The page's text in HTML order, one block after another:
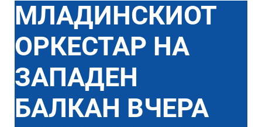
МЛАДИНСКИОТ
ОРКЕСТАР НА
ЗАПАДЕН
БАЛКАН ВЧЕРА